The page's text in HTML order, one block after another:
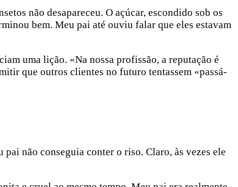
não desapareceu. O açúcar, escondido sob os
bem. Meu pai até ouviu falar que eles estavam
uma lição. «Na nossa profissão, a reputação é
que outros clientes no futuro tentassem «passá-
não conseguia conter o riso. Claro, às vezes ele